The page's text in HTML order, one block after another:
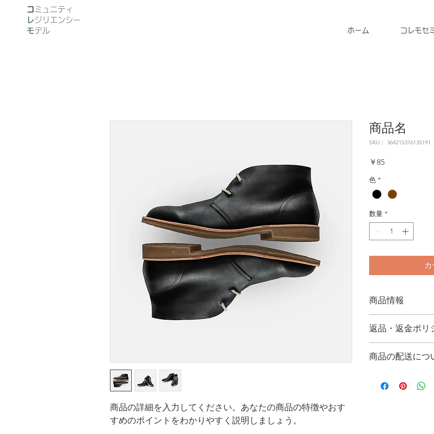
​ ミュニティ
レジリエンシー
モデル ホーム コレモセ
商品の詳細を入力してください。あなたの商品の特徴やおす
すめのポイントをわかりやすく説明しましょう。
商品名
SKU： 364215376135191
￥85価
色 *
数量 *
商品情報
明に加え、商品の特
返品・返金ポリ
だけなかった場合の
商品の配送につ
する情報を入力し